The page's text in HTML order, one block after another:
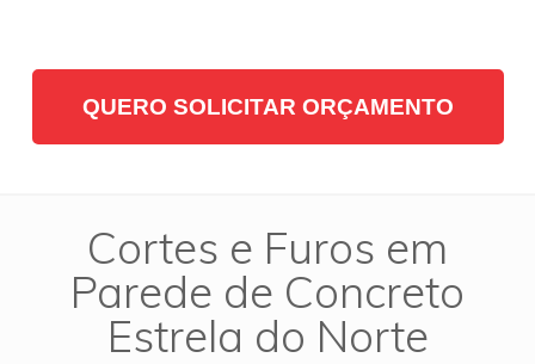
QUERO SOLICITAR ORÇAMENTO
Cortes e Furos em
Parede de Concreto
Estrela do Norte